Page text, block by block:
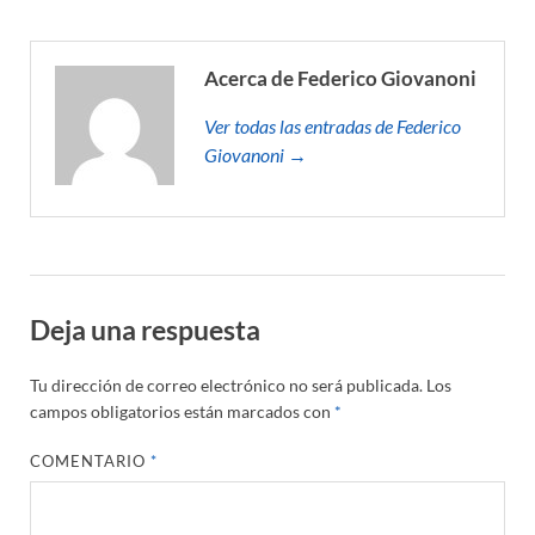
Acerca de Federico Giovanoni
Ver todas las entradas de Federico
Giovanoni →
Deja una respuesta
Tu dirección de correo electrónico no será publicada. Los
campos obligatorios están marcados con *
COMENTARIO*